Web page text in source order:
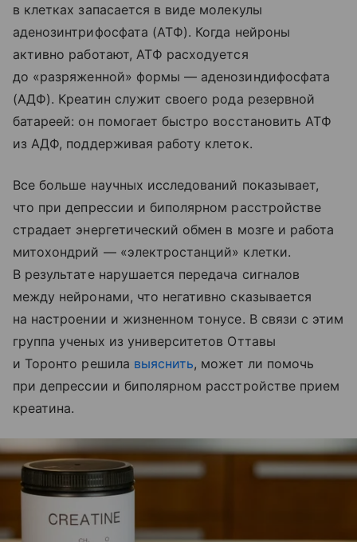
в клетках запасается в виде молекулы
аденозинтрифосфата (АТФ). Когда нейроны
активно работают, АТФ расходуется
до «разряженной» формы — аденозиндифосфата
(АДФ). Креатин служит своего рода резервной
батареей: он помогает быстро восстановить АТФ
из АДФ, поддерживая работу клеток.
Все больше научных исследований показывает,
что при депрессии и биполярном расстройстве
страдает энергетический обмен в мозге и работа
митохондрий — «электростанций» клетки.
В результате нарушается передача сигналов
между нейронами, что негативно сказывается
на настроении и жизненном тонусе. В связи с этим
группа ученых из университетов Оттавы
и Торонто решила выяснить, может ли помочь
при депрессии и биполярном расстройстве прием
креатина.